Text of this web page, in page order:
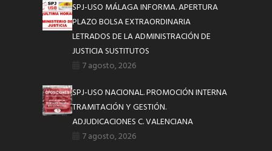
SPJ-USO MÁLAGA INFORMA. APERTURA
PLAZO BOLSA EXTRAORDINARIA
LETRADOS DE LA ADMINISTRACIÓN DE
JUSTICIA SUSTITUTOS
7 agosto, 2026
SPJ-USO NACIONAL. PROMOCIÓN INTERNA
TRAMITACIÓN Y GESTIÓN.
ADJUDICACIONES C. VALENCIANA
7 agosto, 2026